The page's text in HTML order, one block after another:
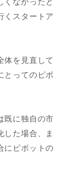
くスタートア
体を見直して
とってのピボ
既に独自の市
した場合、ま
にピボットの